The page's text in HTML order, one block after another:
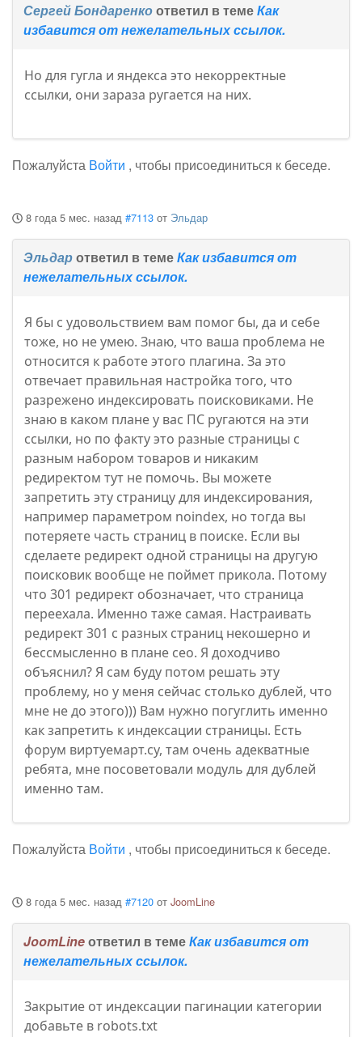
Сергей Бондаренкоответил в темеКак
избавится от нежелательных ссылок.
Но для гугла и яндекса это некорректные
ссылки, они зараза ругается на них.
Пожалуйста Войти , чтобы присоединиться к беседе.
8 года 5 мес. назад #7113 от Эльдар
Эльдарответил в темеКак избавится от
нежелательных ссылок.
Я бы с удовольствием вам помог бы, да и себе
тоже, но не умею. Знаю, что ваша проблема не
относится к работе этого плагина. За это
отвечает правильная настройка того, что
разрежено индексировать поисковиками. Не
знаю в каком плане у вас ПС ругаются на эти
ссылки, но по факту это разные страницы с
разным набором товаров и никаким
редиректом тут не помочь. Вы можете
запретить эту страницу для индексирования,
например параметром noindex, но тогда вы
потеряете часть страниц в поиске. Если вы
сделаете редирект одной страницы на другую
поисковик вообще не поймет прикола. Потому
что 301 редирект обозначает, что страница
переехала. Именно таже самая. Настраивать
редирект 301 с разных страниц некошерно и
бессмысленно в плане сео. Я доходчиво
объяснил? Я сам буду потом решать эту
проблему, но у меня сейчас столько дублей, что
мне не до этого))) Вам нужно погуглить именно
как запретить к индексации страницы. Есть
форум виртуемарт.су, там очень адекватные
ребята, мне посоветовали модуль для дублей
именно там.
Пожалуйста Войти , чтобы присоединиться к беседе.
8 года 5 мес. назад #7120 от JoomLine
JoomLineответил в темеКак избавится от
нежелательных ссылок.
Закрытие от индексации пагинации категории
добавьте в robots.txt